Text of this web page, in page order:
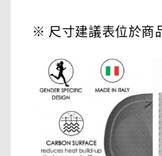
※ 尺寸建議表位於商